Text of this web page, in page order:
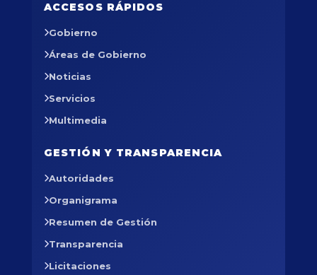
ACCESOS RÁPIDOS
Gobierno
Áreas de Gobierno
Noticias
Servicios
Multimedia
GESTIÓN Y TRANSPARENCIA
Autoridades
Organigrama
Resumen de Gestión
Transparencia
Licitaciones